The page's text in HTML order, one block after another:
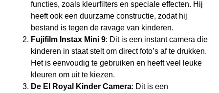
functies, zoals kleurfilters en speciale effecten. Hij
heeft ook een duurzame constructie, zodat hij
bestand is tegen de ravage van kinderen.
Fujifilm Instax Mini 9: Dit is een instant camera die
kinderen in staat stelt om direct foto’s af te drukken.
Het is eenvoudig te gebruiken en heeft veel leuke
kleuren om uit te kiezen.
De El Royal Kinder Camera: Dit is een